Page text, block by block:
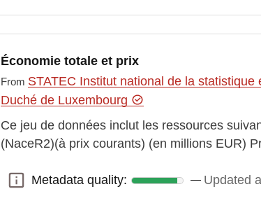
Économie totale et prix
From STATEC Institut national de la
Duché de Luxembourg
Ce jeu de données inclut les ressources
(NaceR2)(à prix courants) (en millions EUR)
Metadata quality:
Metadata quality: Updated